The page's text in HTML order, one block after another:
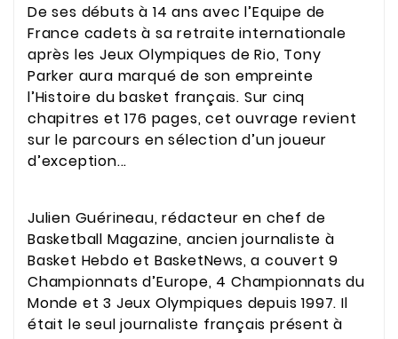
De ses débuts à 14 ans avec l’Equipe de
France cadets à sa retraite internationale
après les Jeux Olympiques de Rio, Tony
Parker aura marqué de son empreinte
l’Histoire du basket français. Sur cinq
chapitres et 176 pages, cet ouvrage revient
sur le parcours en sélection d’un joueur
d’exception...
Julien Guérineau, rédacteur en chef de
Basketball Magazine, ancien journaliste à
Basket Hebdo et BasketNews, a couvert 9
Championnats d’Europe, 4 Championnats du
Monde et 3 Jeux Olympiques depuis 1997. Il
était le seul journaliste français présent à